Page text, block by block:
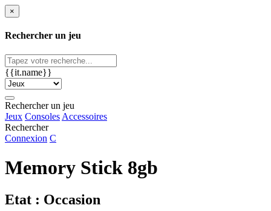
×
Rechercher un jeu
{{it.name}}
Rechercher un jeu
Jeux Consoles Accessoires
Rechercher
Connexion C
Memory Stick 8gb
Etat : Occasion